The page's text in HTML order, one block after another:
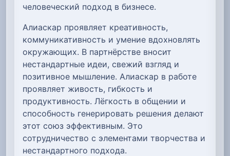
человеческий подход в бизнесе.
Алиаскар проявляет креативность,
коммуникативность и умение вдохновлять
окружающих. В партнёрстве вносит
нестандартные идеи, свежий взгляд и
позитивное мышление. Алиаскар в работе
проявляет живость, гибкость и
продуктивность. Лёгкость в общении и
способность генерировать решения делают
этот союз эффективным. Это
сотрудничество с элементами творчества и
нестандартного подхода.